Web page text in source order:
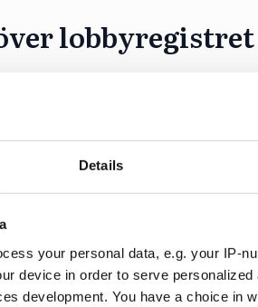
Details
your personal data, e.g. your IP-
device in order to serve
development. You have a choice in
lobbyregistret
NTO, UNF och Junis)b
under
ligga till grund för ett